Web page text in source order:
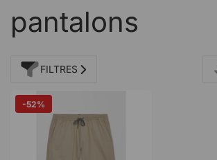
pantalons
FILTRES
-52%